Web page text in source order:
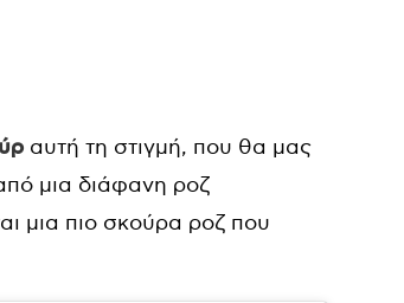
αυτή τη στιγμή, που θα μας
μια διάφανη ροζ
μια πιο σκούρα ροζ που